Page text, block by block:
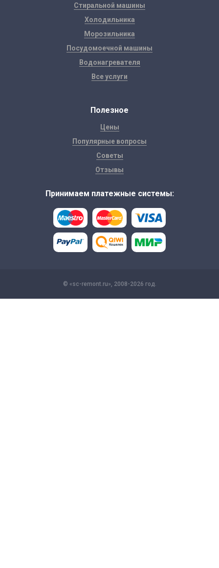
Стиральной машины
Холодильника
Морозильника
Посудомоечной машины
Водонагревателя
Все услуги
Полезное
Цены
Популярные вопросы
Советы
Отзывы
Принимаем платежные системы:
© «sc-remont.ru», 2008-2026 год.